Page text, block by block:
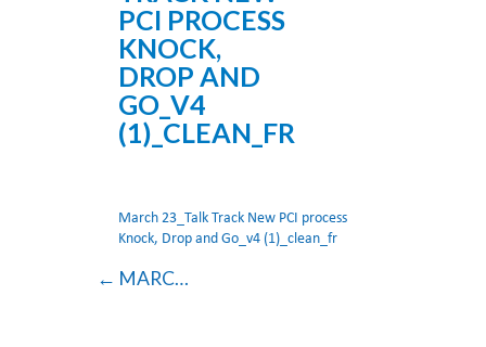
PCI PROCESS
KNOCK,
DROP AND
GO_V4
(1)_CLEAN_FR
March 23_Talk Track New PCI process
Knock, Drop and Go_v4 (1)_clean_fr
MARCH 23_TALK TRACK NEW PCI PROCESS KNOCK, DROP AND GO_V4 (1)_CLEAN_FR